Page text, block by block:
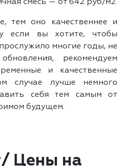
смесь — от 642 руб/м2
тем оно качественнее и
если вы хотите, чтобы
многие годы, не
рекомендуем
и качественные
случае лучше немного
себя тем самым от
будущем.
Цены на